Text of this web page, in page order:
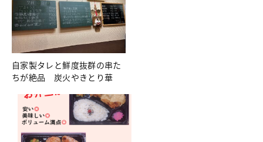
自家製タレと鮮度抜群の串た
ちが絶品 炭火やきとり華